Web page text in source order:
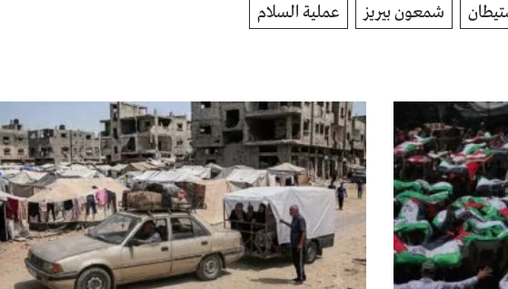
شمعون بيريز عملية السلام